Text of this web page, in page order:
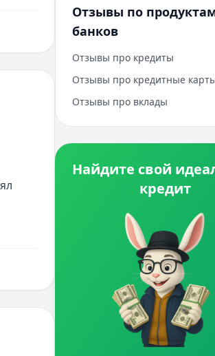
Отзывы по
банков
Отзывы про кредиты
Отзывы про кредитные
Отзывы про вклады
Найдите свой
кредит